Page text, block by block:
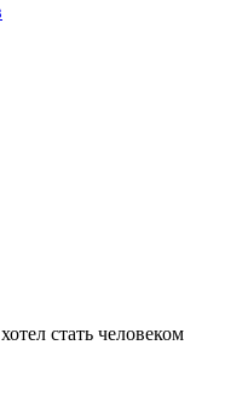
стать человеком